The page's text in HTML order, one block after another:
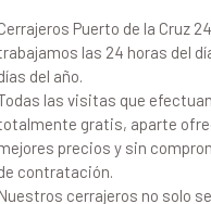
Puerto de la Cruz
las 24 horas del
del año.
las visitas que
gratis, aparte
precios y sin
contratación.
Nuestros cerrajeros no solo